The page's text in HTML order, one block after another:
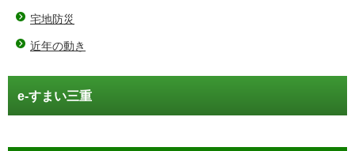
宅地防災
近年の動き
e-すまい三重